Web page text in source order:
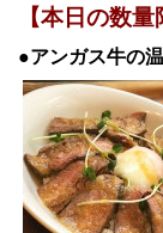
【本日の数
●アンガス牛の